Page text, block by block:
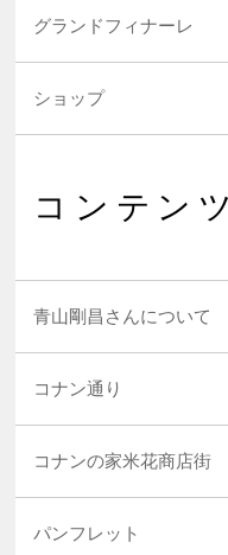
グランドフィナーレ
ショップ
コンテンツ
青山剛昌さんについて
コナン通り
コナンの家米花商店街
パンフレット